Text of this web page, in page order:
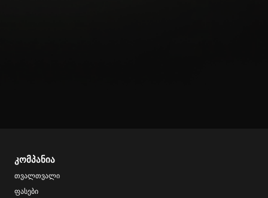
კომპანია
თვალთვალი
ფასები